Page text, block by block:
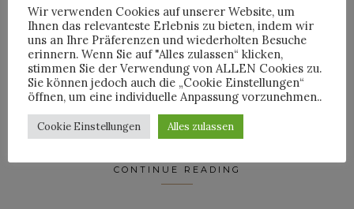
recycelter Baumwolle bis hin zu lederfreien
Patches aus Kork und Jacron-Papier. Zum
ersten Mal wird H&M auch Ökobilanzdaten
veröffentlichen, die die Wasser-, CO2- und
Energieauswirkungen jedes Denim-
Kleidungsstücks von den Rohstoffen bis zum
Endverbrauch aufzeigen.
CONTINUE READING
Wir verwenden Cookies auf unserer Website, um
Ihnen das relevanteste Erlebnis zu bieten, indem wir
uns an Ihre Präferenzen und wiederholten Besuche
erinnern. Wenn Sie auf "Alles zulassen“ klicken,
stimmen Sie der Verwendung von ALLEN Cookies zu.
Sie können jedoch auch die „Cookie Einstellungen“
öffnen, um eine individuelle Anpassung vorzunehmen..
Cookie Einstellungen Alles zulassen